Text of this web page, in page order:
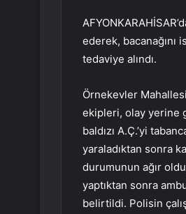
ederek, bacanağını
tedaviye alındı.
Örnekevler
ekipleri, olay yerine
baldızı A.Ç.’yi
yaraladıktan sonra
durumunun ağır
yaptıktan sonra
belirtildi. Polisin